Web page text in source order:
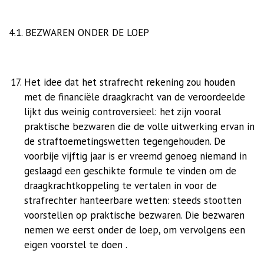
4.1. BEZWAREN ONDER DE LOEP
Het idee dat het strafrecht rekening zou houden
met de financiële draagkracht van de veroordeelde
lijkt dus weinig controversieel: het zijn vooral
praktische bezwaren die de volle uitwerking ervan in
de straftoemetingswetten tegengehouden. De
voorbije vijftig jaar is er vreemd genoeg niemand in
geslaagd een geschikte formule te vinden om de
draagkrachtkoppeling te vertalen in voor de
strafrechter hanteerbare wetten: steeds stootten
voorstellen op praktische bezwaren. Die bezwaren
nemen we eerst onder de loep, om vervolgens een
eigen voorstel te doen .